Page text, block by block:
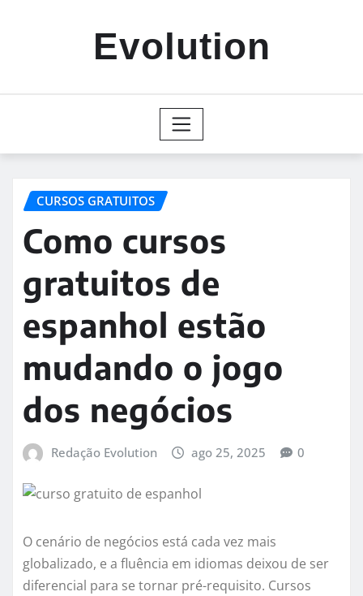
Evolution
CURSOS GRATUITOS
Como cursos
gratuitos de
espanhol estão
mudando o jogo
dos negócios
Redação Evolution ago 25, 2025 0
O cenário de negócios está cada vez mais
globalizado, e a fluência em idiomas deixou de ser
diferencial para se tornar pré-requisito. Cursos